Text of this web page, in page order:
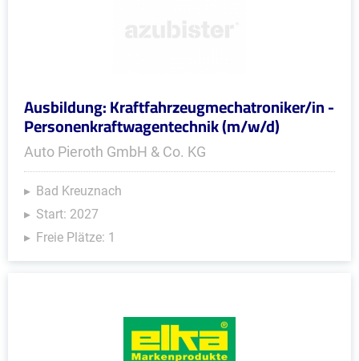
Ausbildung: Kraftfahrzeugmechatroniker/in -
Personenkraftwagentechnik (m/w/d)
Auto Pieroth GmbH & Co. KG
Bad Kreuznach
Start: 2027
Freie Plätze: 1